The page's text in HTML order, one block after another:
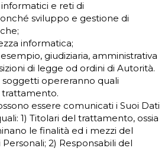
e reti di
sviluppo e gestione di
informatica;
giudiziaria, amministrativa
di legge od ordini di Autorità.
soggetti opereranno quali
essere comunicati i Suoi Dati
1) Titolari del trattamento, ossia
le finalità ed i mezzi del
2) Responsabili del